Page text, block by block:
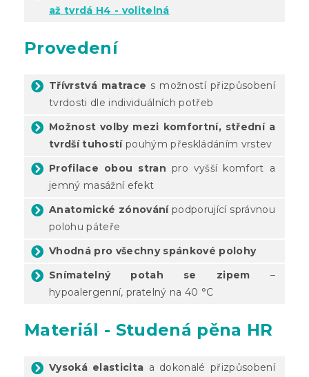
až tvrdá H4 - volitelná
Provedení
Třívrstvá matrace s možností přizpůsobení
tvrdosti dle individuálních potřeb
Možnost volby mezi komfortní, střední a
tvrdší tuhostípouhým přeskládáním vrstev
Profilace obou stran pro vyšší komfort a
jemný masážní efekt
Anatomické zónovánípodporující správnou
polohu páteře
Vhodná pro všechny spánkové polohy
Snímatelný potah se zipem –
hypoalergenní, pratelný na 40 °C
Materiál - Studená pěna HR
Vysoká elasticita a dokonalé přizpůsobení